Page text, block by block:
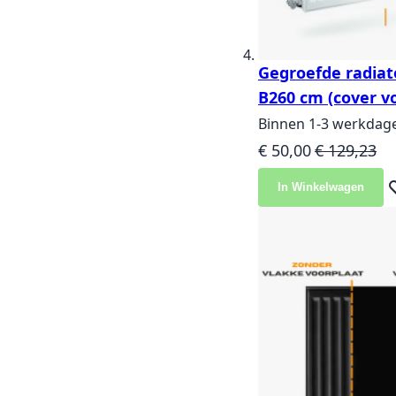
Gegroefde
B260 cm (cover
Binnen 1-3
Speciale prijs
€ 50,00Normale prijs
€ 129,23
In Winkelwagen